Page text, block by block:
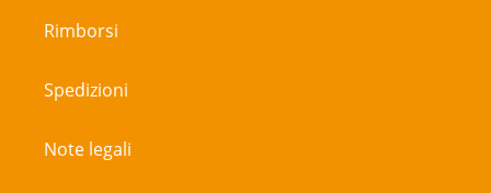
Rimborsi
Spedizioni
Note legali